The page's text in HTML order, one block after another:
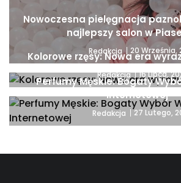
Nowoczesna pielęgnacja
najlepszy salon w
Redakcja 20 Września,
Kolorowe rzęsy: Nowa era
Redakcja 16 Lipca,
Perfumy Męskie: Bogaty
Internetowej
Redakcja 27 Lutego,